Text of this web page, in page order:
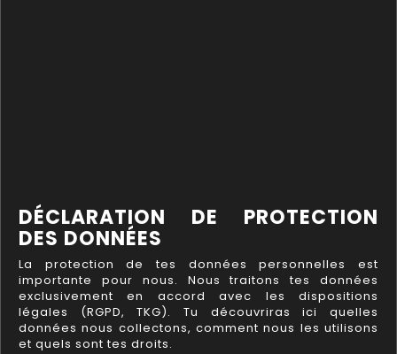
DÉCLARATION DE PROTECTION
DES DONNÉES
La protection de tes données personnelles est
importante pour nous. Nous traitons tes données
exclusivement en accord avec les dispositions
légales (RGPD, TKG). Tu découvriras ici quelles
données nous collectons, comment nous les utilisons
et quels sont tes droits.